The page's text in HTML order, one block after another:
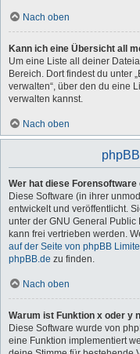
Nach oben
Kann ich eine Übersicht all
Um eine Liste all deiner
Bereich. Dort findest du unter
verwalten“, über den du eine
verwalten kannst.
Nach oben
Wer hat diese
Diese Software (in ihrer
entwickelt und veröffentlicht.
unter der GNU General Public
kann frei vertrieben werden.
auf der Seite von phpBB
phpBB.de zu finden.
Nach oben
Warum ist Funktion x oder y
Diese Software wurde von
eine Funktion implementiert